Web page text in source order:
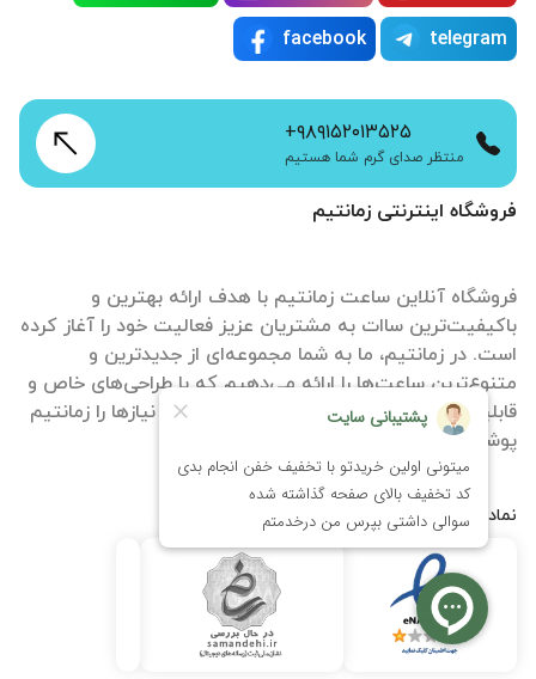
فروشگاه اینترنتی زمانتیم
فروشگاه آنلاین ساعت زمانتیم با هدف ارائه بهترین و
باکیفیت‌ترین ساات‌ به مشتریان عزیز فعالیت خود را آغاز کرده
است. در زمانتیم، ما به شما مجموعه‌ای از جدیدترین و
متنوع‌ترین ساعت‌ها را ارائه می‌دهیم که با طراحی‌های خاص و
قابلیت‌های منحصر به فرد، تمامی سلیقه‌ها و نیازها را زمانتیم
پوشش می‌دهند.
نمادها
telegram
facebook
+۹۸۹۱۵۲۰۱۳۵۲۵
منتظر صدای گرم شما هستیم